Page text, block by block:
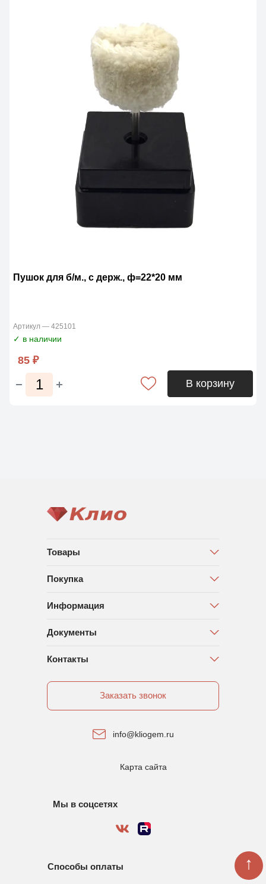
Пушок для б/м., с держ., ф=22*20 мм
Артикул — 425101
✓ в наличии
85 ₽
В корзину
Товары
Покупка
Информация
Документы
Контакты
Заказать звонок
info@kliogem.ru
Карта сайта
Мы в соцсетях
Способы оплаты ↑